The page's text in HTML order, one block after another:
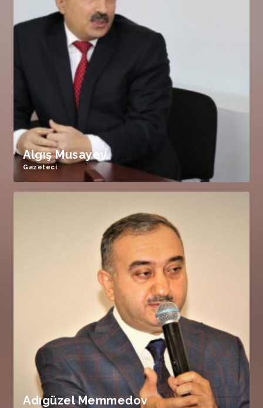
Algış Musayev
Gazeteci
Adıgüzel Memmedov